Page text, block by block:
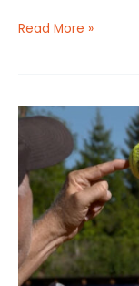
Read More »
Drall
Aufschlag
über
die
Uhr
visualisieren